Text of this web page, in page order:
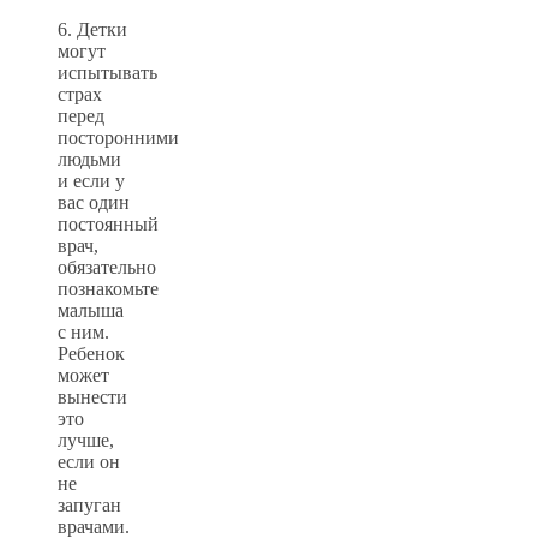
6. Детки
могут
испытывать
страх
перед
посторонними
людьми
и если у
вас один
постоянный
врач,
обязательно
познакомьте
малыша
с ним.
Ребенок
может
вынести
это
лучше,
если он
не
запуган
врачами.